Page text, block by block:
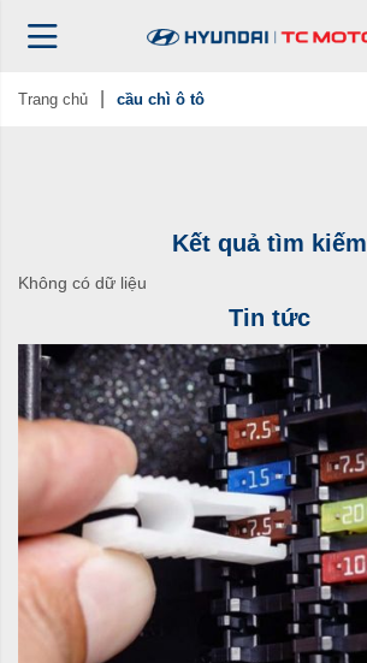
Trang chủ cầu chì ô tô
Kết quả tìm kiếm
Không có dữ liệu
Tin tức